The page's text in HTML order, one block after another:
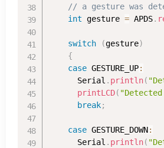
// a gesture was
int gesture = APDS.
switch (gesture)
{
case GESTURE_UP:
      Serial
. println(
printLCD( "Detected
break;
case GESTURE_DOWN:
      Serial
. println(